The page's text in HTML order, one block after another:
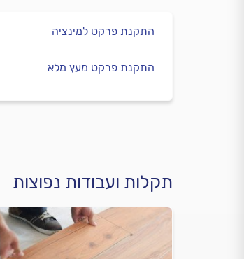
התקנת פרקט למינציה
התקנת פרקט מעץ מלא
תקלות ועבודות נפוצות